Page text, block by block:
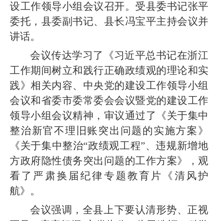
设工作领导小组会议召开。受县委书记张平
委托，县委副书记、县长冯宝平主持会议并
讲话。
会议传达学习了《习近平总书记在浙江
工作期间树立和践行正确政绩观的理论和实
践》相关内容、中央党的建设工作领导小组
会议和省委市委常委会会议暨党的建设工作
领导小组会议精神，审议通过了《关于集中
整治新官不理旧账突出问题的实施方案》
《关于集中整治“政绩观工程”、违规新增地
方政府隐性债务突出问题的工作方案》，观
看了严肃换届纪律专题教育片《清风护
航》。
会议强调，全县上下要认清形势、正视